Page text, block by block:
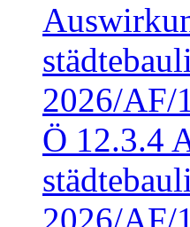
2026/AF/
Ö 12.3.4